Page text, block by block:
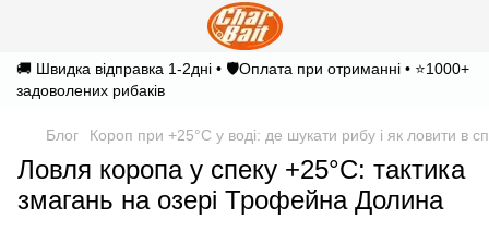
🚚 Швидка відправка 1-2дні • 🛡️Оплата при отриманні • ⭐1000+
задоволених рибаків
Блог Короп при +25°C у воді: де шукати рибу і як ловити в
Ловля коропа у спеку +25°C: тактика
змагань на озері Трофейна Долина